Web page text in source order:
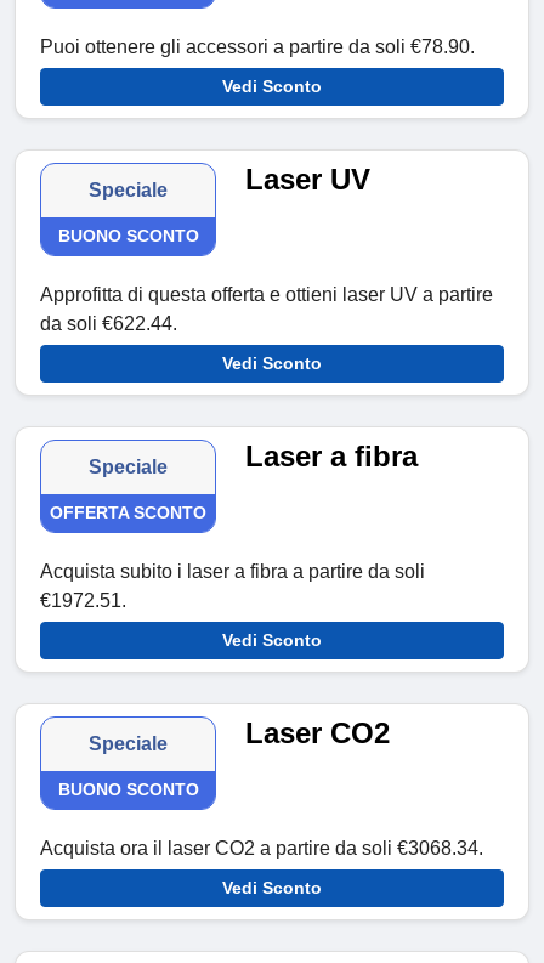
Puoi ottenere gli accessori a partire da soli €78.90.
Vedi Sconto
Speciale
BUONO SCONTO
Laser UV
Approfitta di questa offerta e ottieni laser UV a partire
da soli €622.44.
Vedi Sconto
Speciale
OFFERTA SCONTO
Laser a fibra
Acquista subito i laser a fibra a partire da soli
€1972.51.
Vedi Sconto
Speciale
BUONO SCONTO
Laser CO2
Acquista ora il laser CO2 a partire da soli €3068.34.
Vedi Sconto